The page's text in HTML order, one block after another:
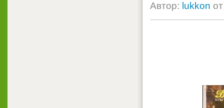
Автор: lukkon